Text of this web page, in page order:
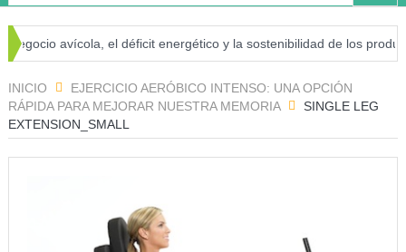
avícola, el déficit energético y la sostenibilidad de los
INICIO
EJERCICIO AERÓBICO INTENSO: UNA OPCIÓN
RÁPIDA PARA MEJORAR NUESTRA MEMORIA
SINGLE LEG
EXTENSION_SMALL